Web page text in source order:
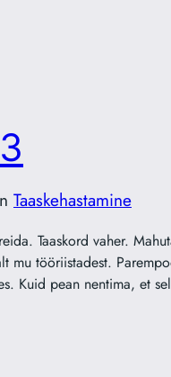
Taaskehastamine
Taaskord vaher.
mu tööriistadest.
Kuid pean nentima, et